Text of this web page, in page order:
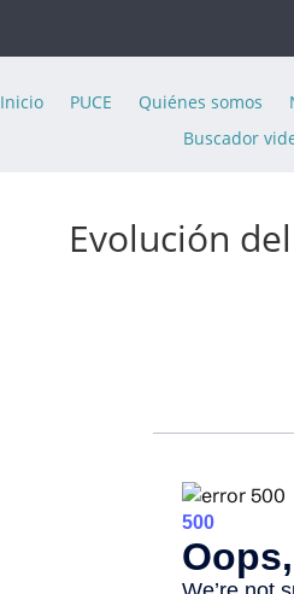
Inicio PUCE Quiénes somos
Buscador
Evolución